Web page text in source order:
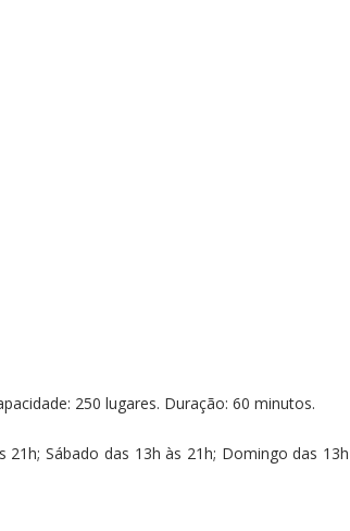
250 lugares. Duração: 60 minutos.
Sábado das 13h às 21h; Domingo das 13h